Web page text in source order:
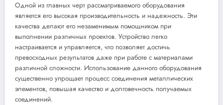
Одной из главных черт рассматриваемого оборудования
является его высокая производительность и надежность. Эти
качества делают его незаменимым помощником при
выполнении различных проектов. Устройство легко
настраивается и управляется, что позволяет достичь
превосходных результатов даже при работе с материалами
различной сложности. Использование данного оборудования
существенно упрощает процесс соединения металлических
элементов, повышая качество и долговечность получаемых
соединений.